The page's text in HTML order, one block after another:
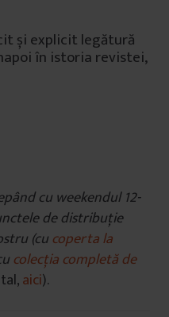
și explicit legătură
în istoria revistei,
cu weekendul 12-
de distribuție
(cucoperta la
colecția completă de
aici).